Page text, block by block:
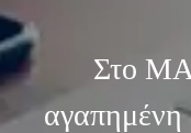
Στο
αγαπημένη